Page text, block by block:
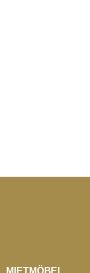
MIETMÖBEL